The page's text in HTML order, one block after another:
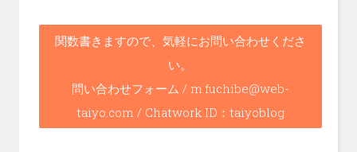
o
k
関数書きますので、気軽にお問い合わせくださ
い。
問い合わせフォーム / m.fuchibe@web-
taiyo.com / Chatwork ID：taiyoblog